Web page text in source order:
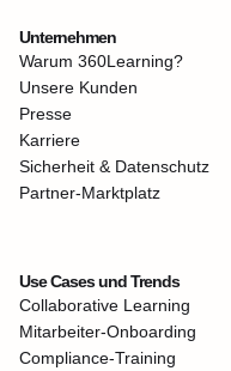
Unternehmen
Warum 360Learning?
Unsere Kunden
Presse
Karriere
Sicherheit & Datenschutz
Partner-Marktplatz
Use Cases und Trends
Collaborative Learning
Mitarbeiter-Onboarding
Compliance-Training